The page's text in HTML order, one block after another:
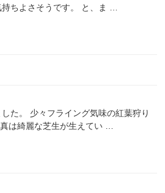
ちよさそうです。 と、ま …
た。 少々フライング気味の紅葉狩り
は綺麗な芝生が生えてい …